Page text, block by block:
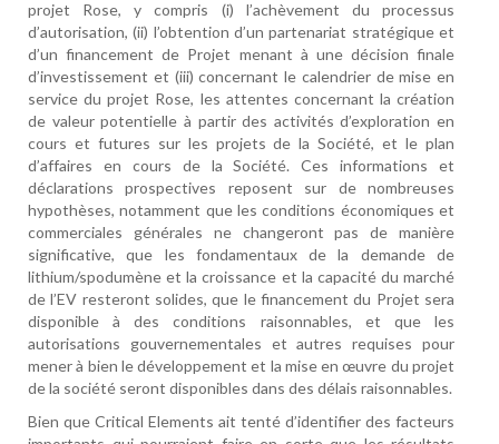
projet Rose, y compris (i) l’achèvement du processus
d’autorisation, (ii) l’obtention d’un partenariat stratégique et
d’un financement de Projet menant à une décision finale
d’investissement et (iii) concernant le calendrier de mise en
service du projet Rose, les attentes concernant la création
de valeur potentielle à partir des activités d’exploration en
cours et futures sur les projets de la Société, et le plan
d’affaires en cours de la Société. Ces informations et
déclarations prospectives reposent sur de nombreuses
hypothèses, notamment que les conditions économiques et
commerciales générales ne changeront pas de manière
significative, que les fondamentaux de la demande de
lithium/spodumène et la croissance et la capacité du marché
de l’EV resteront solides, que le financement du Projet sera
disponible à des conditions raisonnables, et que les
autorisations gouvernementales et autres requises pour
mener à bien le développement et la mise en œuvre du projet
de la société seront disponibles dans des délais raisonnables.
Bien que Critical Elements ait tenté d’identifier des facteurs